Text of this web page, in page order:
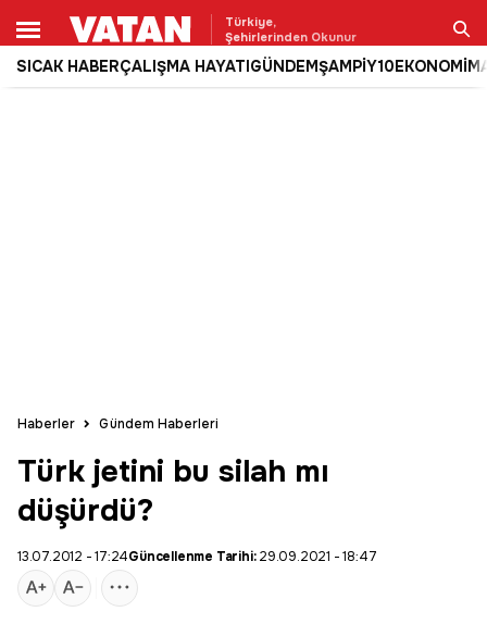
Türkiye,
Şehirlerinden Okunur
SICAK HABERÇALIŞMA HAYATIGÜNDEMŞAMPİY10EKONOMİ
Ara
Haberler Gündem Haberleri
Türk jetini bu silah mı
düşürdü?
13.07.2012 - 17:24Güncellenme Tarihi:29.09.2021 - 18:47